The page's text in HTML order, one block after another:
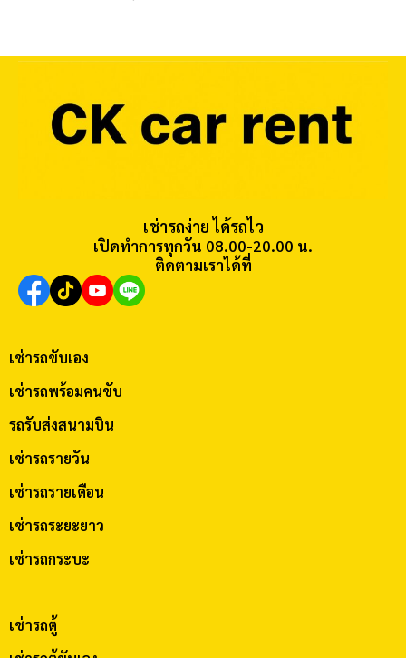
เช่ารถง่าย ได้รถไว
เปิดทำการทุกวัน 08.00-20.00 น.
ติดตามเราได้ที่
เช่ารถขับเอง
เช่ารถพร้อมคนขับ
รถรับส่งสนามบิน
เช่ารถรายวัน
เช่ารถรายเดือน
เช่ารถระยะยาว
เช่ารถกระบะ
เช่ารถตู้